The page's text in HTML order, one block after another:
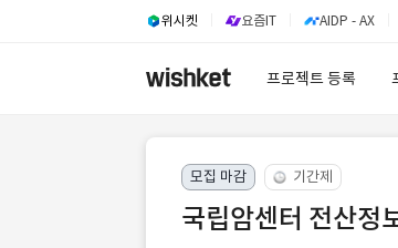
위시켓 요즘IT AIDP - AX
프로젝트 등록
모집 마감 기간제
국립암센터 전산정